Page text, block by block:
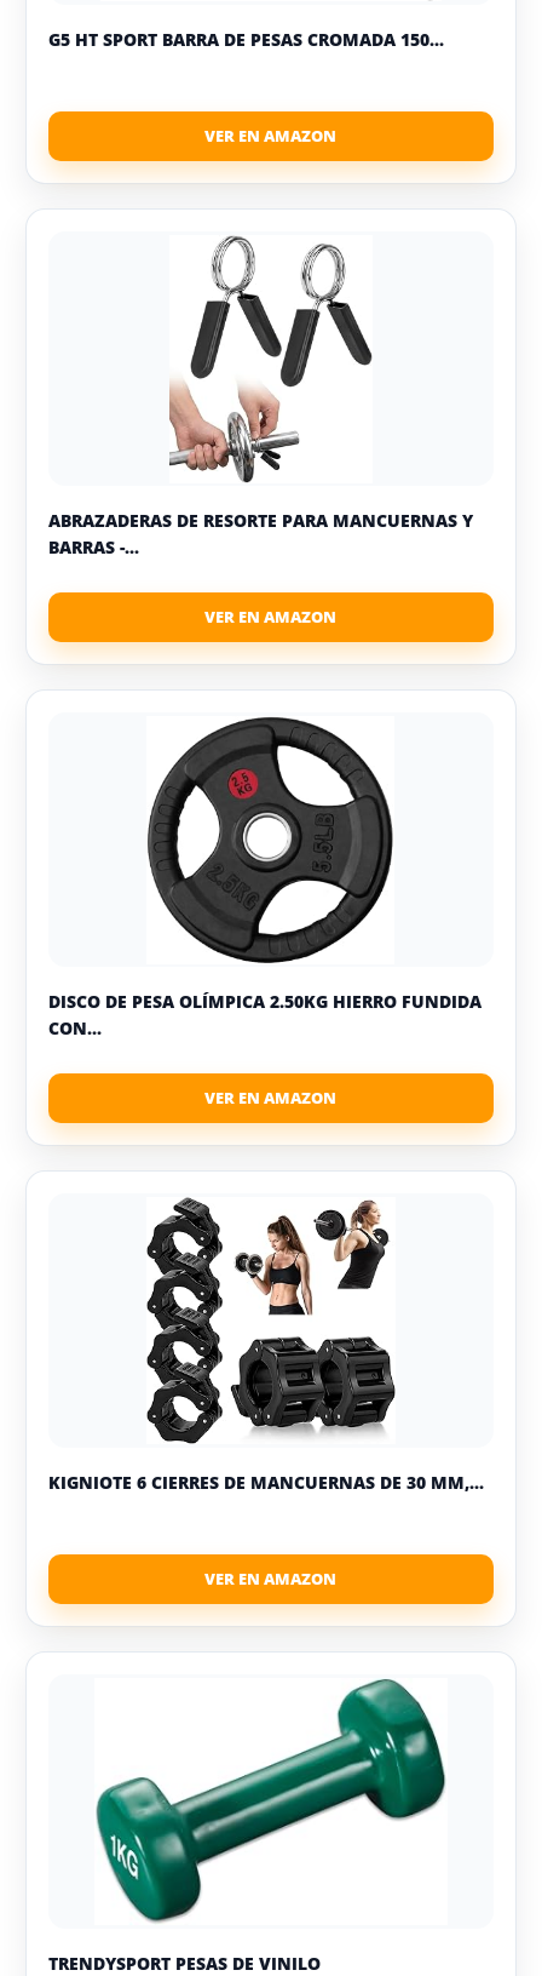
G5 HT SPORT BARRA DE PESAS CROMADA 150...
ABRAZADERAS DE RESORTE PARA MANCUERNAS Y
BARRAS -...
DISCO DE PESA OLÍMPICA 2.50KG HIERRO FUNDIDA
CON...
KIGNIOTE 6 CIERRES DE MANCUERNAS DE 30 MM,...
TRENDYSPORT PESAS DE VINILO